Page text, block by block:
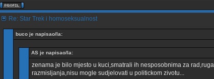
Re: Star Trek i homoseksualnost
buco je napisao/la:
AS je napisao/la:
zenama je bilo mjesto u kuci,smatrali ih nesposobnima za
razmisljanja,nisu mogle sudjelovati u politickom zivotu...